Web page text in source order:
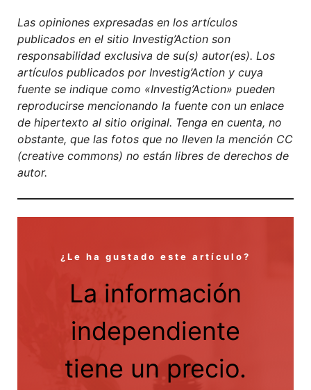
Las opiniones expresadas en los artículos
publicados en el sitio Investig’Action son
responsabilidad exclusiva de su(s) autor(es). Los
artículos publicados por Investig’Action y cuya
fuente se indique como «Investig’Action» pueden
reproducirse mencionando la fuente con un enlace
de hipertexto al sitio original. Tenga en cuenta, no
obstante, que las fotos que no lleven la mención CC
(creative commons) no están libres de derechos de
autor.
¿Le ha gustado este artículo?
La información
independiente
tiene un precio.